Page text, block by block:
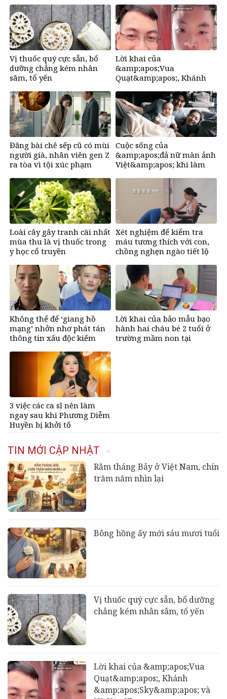
Vị thuốc quý cực sẵn, bổ
dưỡng chẳng kém nhân
sâm, tổ yến
Lời khai của
&amp;apos;Vua
Quạt&amp;apos;, Khánh
và Hồ Văn Khoa
Đăng bài chê sếp cũ có mùi
người già, nhân viên gen Z
ra tòa vì tội xúc phạm
Cuộc sống của
&amp;apos;đả nữ màn ảnh
Việt&amp;apos; khi làm
Loài cây gây tranh cãi nhất
mùa thu là vị thuốc trong
y học cổ truyền
Xét nghiệm để kiểm tra
máu tương thích với con,
chồng nghẹn ngào tiết lộ
Không thể để ‘giang hồ
mạng’ nhởn nhơ phát tán
thông tin xấu độc kiếm
Lời khai của bảo mẫu bạo
hành hai cháu bé 2 tuổi ở
trường mầm non tại
3 việc các ca sĩ nên làm
ngay sau khi Phương Diễm
Huyền bị khởi tố
TIN MỚI CẬP NHẬT
Rằm tháng Bảy ở Việt Nam, chín
trăm năm nhìn lại
Bông hồng ấy mới sáu mươi tuổi
Vị thuốc quý cực sẵn, bổ dưỡng
chẳng kém nhân sâm, tổ yến
Lời khai của &amp;apos;Vua
Quạt&amp;apos;, Khánh
&amp;apos;Sky&amp;apos; và